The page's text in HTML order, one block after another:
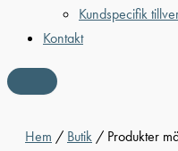
Kundspecifik
Kontakt
Hem / Butik / Produkter